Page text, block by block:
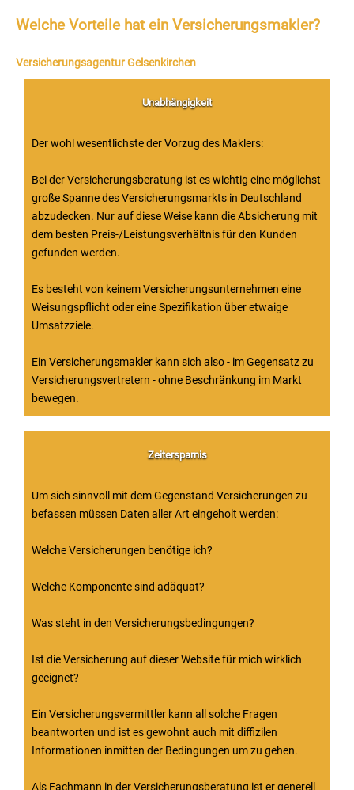
Welche Vorteile hat ein Versicherungsmakler?
Versicherungsagentur Gelsenkirchen
Unabhängigkeit
Der wohl wesentlichste der Vorzug des Maklers:
Bei der Versicherungsberatung ist es wichtig eine möglichst
große Spanne des Versicherungsmarkts in Deutschland
abzudecken. Nur auf diese Weise kann die Absicherung mit
dem besten Preis-/Leistungsverhältnis für den Kunden
gefunden werden.
Es besteht von keinem Versicherungsunternehmen eine
Weisungspflicht oder eine Spezifikation über etwaige
Umsatzziele.
Ein Versicherungsmakler kann sich also - im Gegensatz zu
Versicherungsvertretern - ohne Beschränkung im Markt
bewegen.
Zeitersparnis
Um sich sinnvoll mit dem Gegenstand Versicherungen zu
befassen müssen Daten aller Art eingeholt werden:
Welche Versicherungen benötige ich?
Welche Komponente sind adäquat?
Was steht in den Versicherungsbedingungen?
Ist die Versicherung auf dieser Website für mich wirklich
geeignet?
Ein Versicherungsvermittler kann all solche Fragen
beantworten und ist es gewohnt auch mit diffizilen
Informationen inmitten der Bedingungen um zu gehen.
Als Fachmann in der Versicherungsberatung ist er generell